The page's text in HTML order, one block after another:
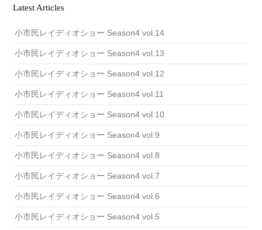
v
Latest Articles
小市民レイディオショー Season4 vol.14
小市民レイディオショー Season4 vol.13
小市民レイディオショー Season4 vol.12
小市民レイディオショー Season4 vol.11
小市民レイディオショー Season4 vol.10
小市民レイディオショー Season4 vol.9
小市民レイディオショー Season4 vol.8
小市民レイディオショー Season4 vol.7
小市民レイディオショー Season4 vol.6
小市民レイディオショー Season4 vol.5